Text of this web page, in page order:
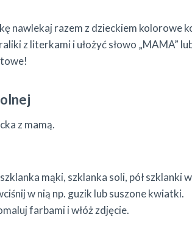
nawlekaj razem z dzieckiem kolorowe
z literkami i ułożyć słowo „MAMA”
z mamą.
mąki, szklanka soli, pół szklanki
w nią np. guzik lub suszone kwiatki.
farbami i włóż zdjęcie.